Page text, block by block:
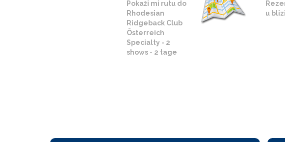
Pokaži mi rutu do
Rhodesian
Ridgeback Club
Österreich
Specialty - 2
shows - 2 tage
u